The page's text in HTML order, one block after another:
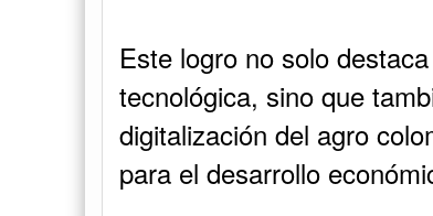
Este logro no solo
tecnológica, sino que
digitalización del agro
para el desarrollo